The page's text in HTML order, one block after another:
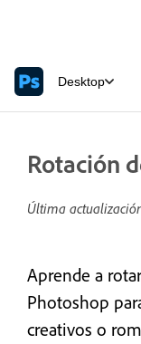
Desktop
Rotación
Última
Aprende a
Photoshop
creativos o